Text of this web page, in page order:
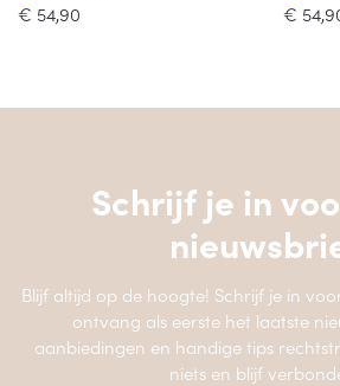
€ 54,90 €
Schrijf je in
Blijf altijd op de hoogte! Schrijf je in
ontvang als eerste het laatste
aanbiedingen en handige tips
niets en blijf